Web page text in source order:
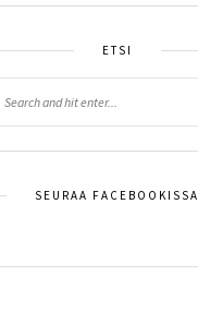
ETSI
SEURAA FACEBOOKISSA